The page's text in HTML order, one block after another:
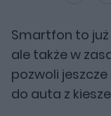
Smartfon to
ale także w
pozwoli
do auta z